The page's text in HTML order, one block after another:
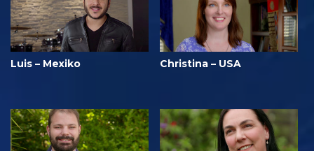
Luis – Mexiko Christina – USA